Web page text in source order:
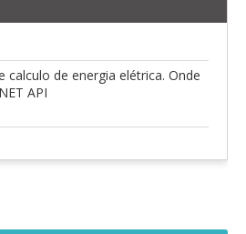
calculo de energia elétrica. Onde
API